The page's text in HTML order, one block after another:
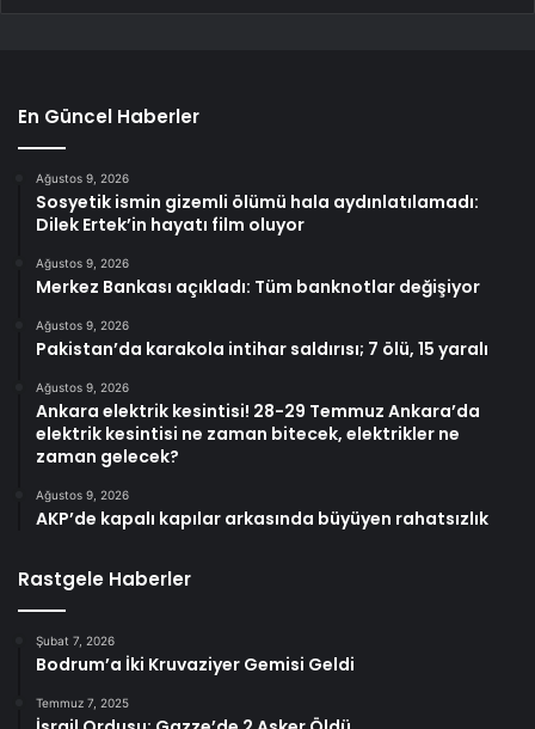
En Güncel Haberler
Ağustos 9, 2026
Sosyetik ismin gizemli ölümü hala aydınlatılamadı:
Dilek Ertek’in hayatı film oluyor
Ağustos 9, 2026
Merkez Bankası açıkladı: Tüm banknotlar değişiyor
Ağustos 9, 2026
Pakistan’da karakola intihar saldırısı; 7 ölü, 15 yaralı
Ağustos 9, 2026
Ankara elektrik kesintisi! 28-29 Temmuz Ankara’da
elektrik kesintisi ne zaman bitecek, elektrikler ne
zaman gelecek?
Ağustos 9, 2026
AKP’de kapalı kapılar arkasında büyüyen rahatsızlık
Rastgele Haberler
Şubat 7, 2026
Bodrum’a İki Kruvaziyer Gemisi Geldi
Temmuz 7, 2025